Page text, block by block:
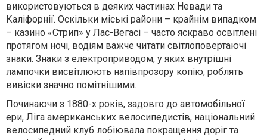
використовуються в деяких частинах Невади та
Каліфорнії. Оскільки міські райони – крайнім випадком
– казино «Стрип» у Лас-Вегасі – часто яскраво освітлені
протягом ночі, водіям важче читати світлоповертаючі
знаки. Знаки з електроприводом, у яких внутрішні
лампочки висвітлюють напівпрозору копію, роблять
вивіски значно помітнішими.
Починаючи з 1880-х років, задовго до автомобільної
ери, Ліга американських велосипедистів, національний
велосипедний клуб лобіювала покращення доріг та